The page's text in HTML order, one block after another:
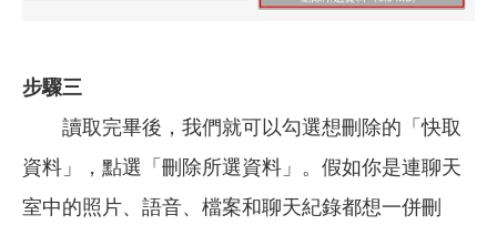
步驟三
讀取完畢後，我們就可以勾選想刪除的「快取
資料」，點選「刪除所選資料」。假如你是連聊天
室中的照片、語音、檔案和聊天紀錄都想一併刪